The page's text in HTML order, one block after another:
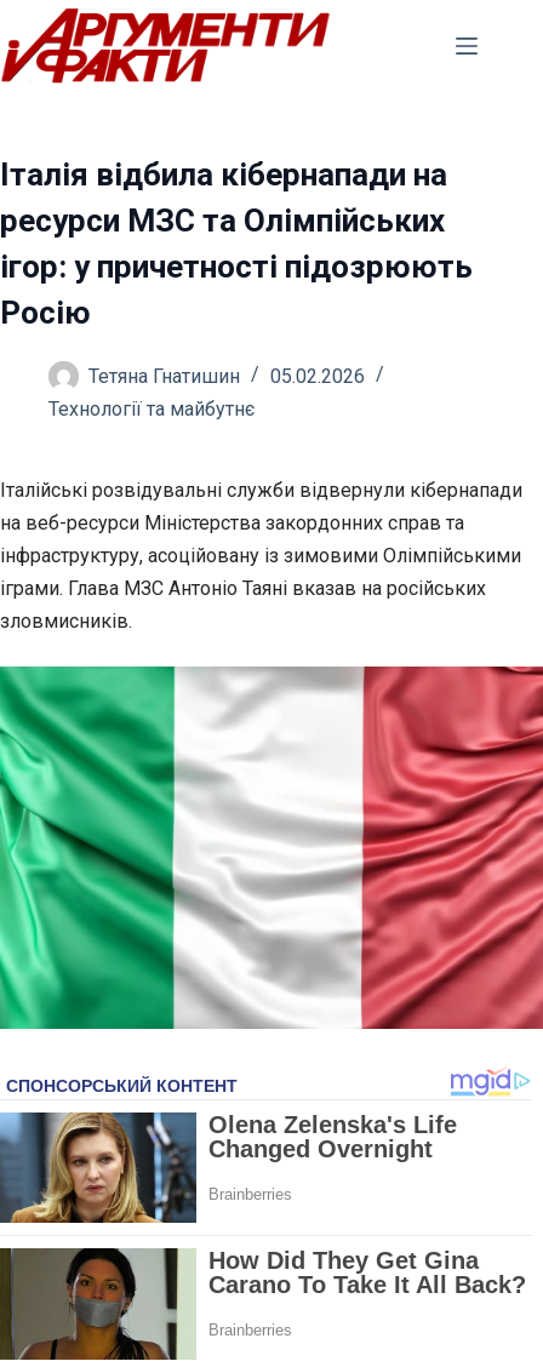
Перейти
до
вмісту
Італія відбила кібернапади на
ресурси МЗС та Олімпійських
ігор: у причетності підозрюють
Росію
Тетяна Гнатишин
05.02.2026
Технології та майбутнє
Італійські розвідувальні служби відвернули кібернапади
на веб-ресурси Міністерства закордонних справ та
інфраструктуру, асоційовану із зимовими Олімпійськими
іграми. Глава МЗС Антоніо Таяні вказав на російських
зловмисників.